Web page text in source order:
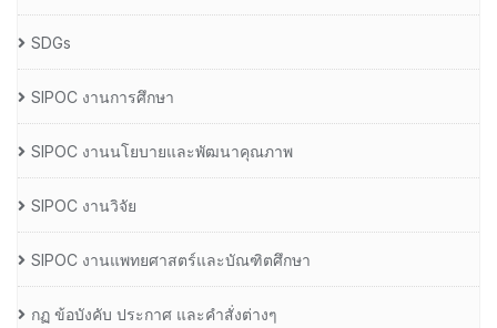
SDGs
SIPOC งานการศึกษา
SIPOC งานนโยบายและพัฒนาคุณภาพ
SIPOC งานวิจัย
SIPOC งานแพทยศาสตร์และบัณฑิตศึกษา
กฏ ข้อบังคับ ประกาศ และคำสั่งต่างๆ